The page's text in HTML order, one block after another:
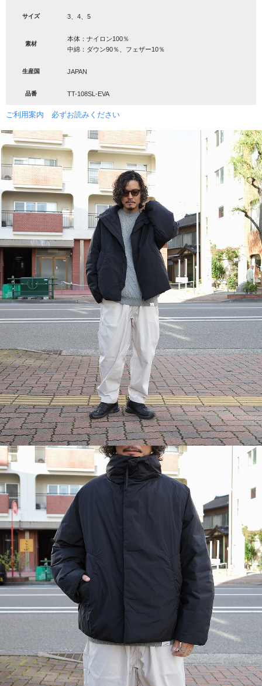
サイズ 3、4、5
素材
本体：ナイロン100％
中綿：ダウン90％、フェザー10％
生産国 JAPAN
品番 TT-108SL-EVA
ご利用案内 必ずお読みください